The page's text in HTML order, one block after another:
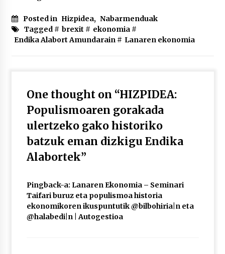
MUSIBLA #297: Bide, Boards Of Canada, Somak,
Tiga, Twisted Teens, Underscores, Habia
Posted in Hizpidea, Nabarmenduak
Tagged # brexit # ekonomia#
Endika Alabort Amundarain# Lanaren ekonomia
One thought on “HIZPIDEA:
Populismoaren gorakada
ulertzeko gako historiko
batzuk eman dizkigu Endika
Alabortek”
Pingback-a: Lanaren Ekonomia – Seminari
Taifari buruz eta populismoa historia
ekonomikoren ikuspuntutik @bilbohiria|n eta
@halabedi|n | Autogestioa